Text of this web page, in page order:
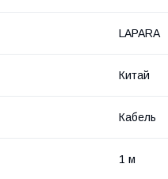
LAPARA
Китай
Кабель
1 м